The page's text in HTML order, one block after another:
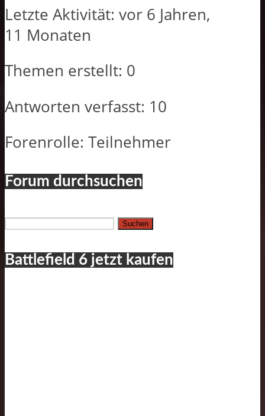
Letzte Aktivität: vor 6 Jahren,
11 Monaten
Themen erstellt: 0
Antworten verfasst: 10
Forenrolle: Teilnehmer
Forum durchsuchen
Suchen
Battlefield 6 jetzt kaufen